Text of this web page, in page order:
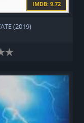
IMDB: 9.72
(2019)